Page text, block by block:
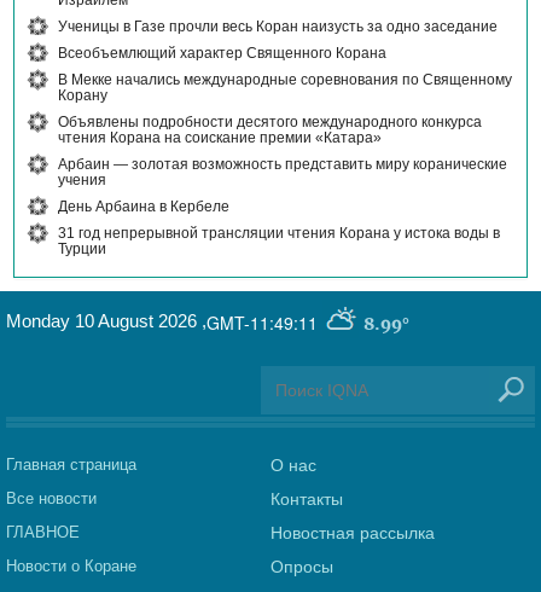
Ученицы в Газе прочли весь Коран наизусть за одно заседание
Всеобъемлющий характер Священного Корана
В Мекке начались международные соревнования по Священному
Корану
Объявлены подробности десятого международного конкурса
чтения Корана на соискание премии «Катара»
Арбаин — золотая возможность представить миру коранические
учения
День Арбаина в Кербеле
31 год непрерывной трансляции чтения Корана у истока воды в
Турции
GMT-11:49:11 8.99°
Monday 10 August 2026 ,
Главная страница
Все новости
ГЛАВНОЕ
Новости о Коране
О нас
Контакты
Новостная рассылка
Опросы